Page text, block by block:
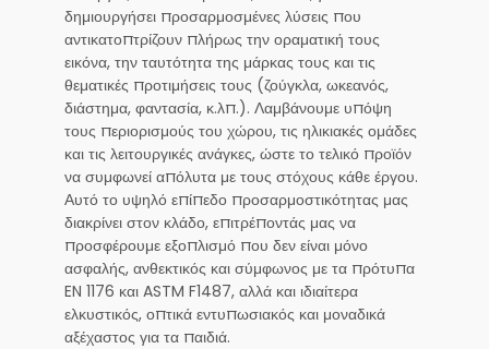
δημιουργήσει προσαρμοσμένες λύσεις που
αντικατοπτρίζουν πλήρως την οραματική τους
εικόνα, την ταυτότητα της μάρκας τους και τις
θεματικές προτιμήσεις τους (ζούγκλα, ωκεανός,
διάστημα, φαντασία, κ.λπ.). Λαμβάνουμε υπόψη
τους περιορισμούς του χώρου, τις ηλικιακές ομάδες
και τις λειτουργικές ανάγκες, ώστε το τελικό προϊόν
να συμφωνεί απόλυτα με τους στόχους κάθε έργου.
Αυτό το υψηλό επίπεδο προσαρμοστικότητας μας
διακρίνει στον κλάδο, επιτρέποντάς μας να
προσφέρουμε εξοπλισμό που δεν είναι μόνο
ασφαλής, ανθεκτικός και σύμφωνος με τα πρότυπα
EN 1176 και ASTM F1487, αλλά και ιδιαίτερα
ελκυστικός, οπτικά εντυπωσιακός και μοναδικά
αξέχαστος για τα παιδιά.